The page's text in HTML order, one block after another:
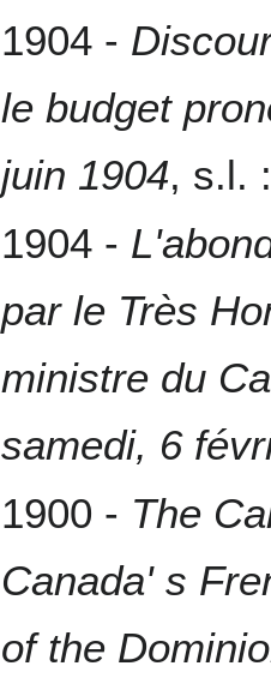
1904 -
le budget
juin 1904, s.l.
1904 -
par le Très
ministre du
samedi, 6
1900 - The
Canada' s
of the